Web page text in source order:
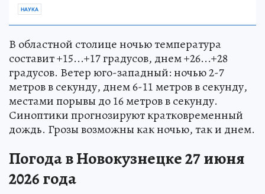
НАУКА
В областной столице ночью температура
составит +15...+17 градусов, днем +26...+28
градусов. Ветер юго-западный: ночью 2-7
метров в секунду, днем 6-11 метров в секунду,
местами порывы до 16 метров в секунду.
Синоптики прогнозируют кратковременный
дождь. Грозы возможны как ночью, так и днем.
Погода в Новокузнецке 27 июня
2026 года